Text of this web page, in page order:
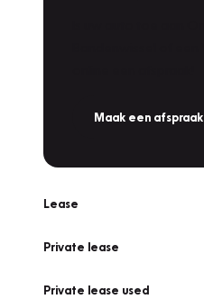
Maak een afspraak
Lease
Private lease
Private lease used